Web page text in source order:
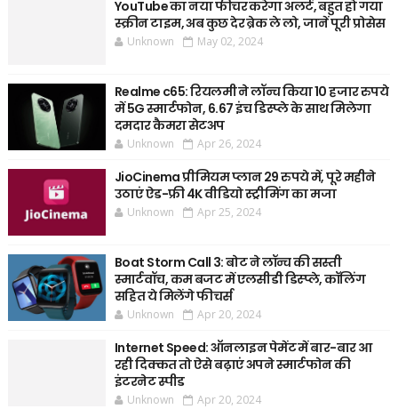
YouTube का नया फीचर करेगा अलर्ट, बहुत हो गया
स्क्रीन टाइम, अब कुछ देर ब्रेक ले लो, जानें पूरी प्रोसेस
Unknown May 02, 2024
Realme c65: रियलमी ने लॉन्च किया 10 हजार रुपये
में 5G स्मार्टफोन, 6.67 इंच डिस्प्ले के साथ मिलेगा
दमदार कैमरा सेटअप
Unknown Apr 26, 2024
JioCinema प्रीमियम प्लान 29 रुपये में, पूरे महीने
उठाएं ऐड-फ्री 4K वीडियो स्ट्रीमिंग का मजा
Unknown Apr 25, 2024
Boat Storm Call 3: बोट ने लॉन्च की सस्ती
स्मार्टवॉच, कम बजट में एलसीडी डिस्प्ले, कॉलिंग
सहित ये मिलेंगे फीचर्स
Unknown Apr 20, 2024
Internet Speed: ऑनलाइन पेमेंट में बार-बार आ
रही दिक्कत तो ऐसे बढ़ाएं अपने स्मार्टफोन की
इंटरनेट स्पीड
Unknown Apr 20, 2024